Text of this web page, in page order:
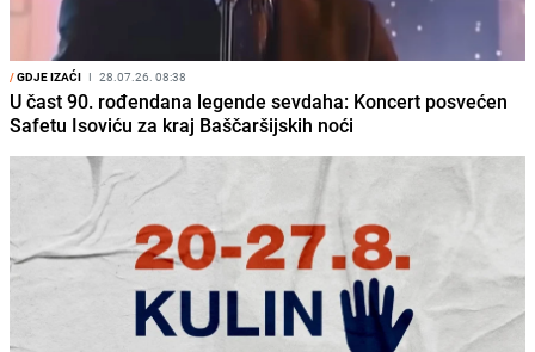
/GDJE IZAĆI I 28.07.26. 08:38
U čast 90. rođendana legende sevdaha: Koncert posvećen
Safetu Isoviću za kraj Baščaršijskih noći